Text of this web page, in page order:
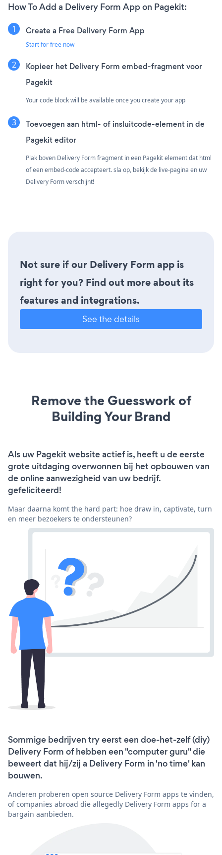
How To Add a Delivery Form App on Pagekit:
Create a Free Delivery Form App
Start for free now
Kopieer het Delivery Form embed-fragment voor
Pagekit
Your code block will be available once you create your app
Toevoegen aan html- of insluitcode-element in de
Pagekit editor
Plak boven Delivery Form fragment in een Pagekit element dat html
of een embed-code accepteert. sla op, bekijk de live-pagina en uw
Delivery Form verschijnt!
Not sure if our Delivery Form app is
right for you? Find out more about its
features and integrations.
See the details
Remove the Guesswork of
Building Your Brand
Als uw Pagekit website actief is, heeft u de eerste
grote uitdaging overwonnen bij het opbouwen van
de online aanwezigheid van uw bedrijf.
gefeliciteerd!
Maar daarna komt the hard part: hoe draw in, captivate, turn
en meer bezoekers te ondersteunen?
Sommige bedrijven try eerst een doe-het-zelf (diy)
Delivery Form of hebben een "computer guru" die
beweert dat hij/zij a Delivery Form in 'no time' kan
bouwen.
Anderen proberen open source Delivery Form apps te vinden,
of companies abroad die allegedly Delivery Form apps for a
bargain aanbieden.